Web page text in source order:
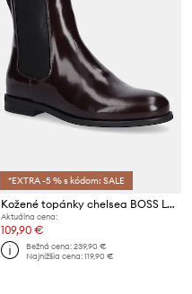
*EXTRA -5 % s kódom: SALE
Kožené topánky chelsea BOSS Lycia
Aktuálna cena:
109,90 €
Bežná cena:239,90 €
Najnižšia cena:119,90 €